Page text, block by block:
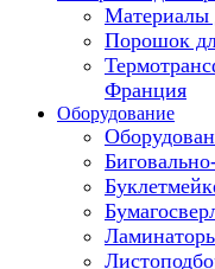
Материалы
Порошок
Франция
Оборудование